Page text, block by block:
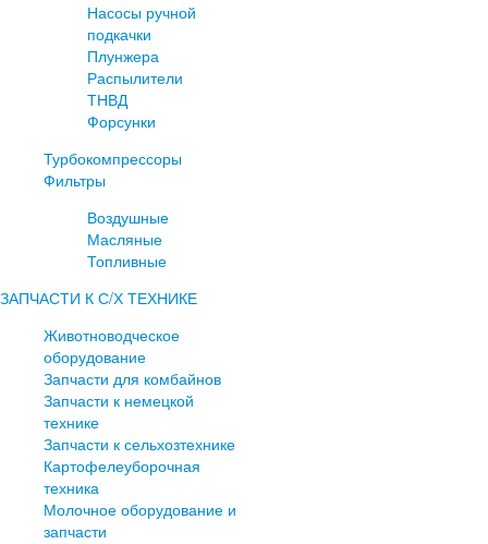
Насосы ручной
подкачки
Плунжера
Распылители
ТНВД
Форсунки
Турбокомпрессоры
Фильтры
Воздушные
Масляные
Топливные
ЗАПЧАСТИ К С/Х ТЕХНИКЕ
Животноводческое
оборудование
Запчасти для комбайнов
Запчасти к немецкой
технике
Запчасти к сельхозтехнике
Картофелеуборочная
техника
Молочное оборудование и
запчасти